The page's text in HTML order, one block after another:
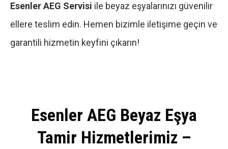
Esenler AEG Servisi ile beyaz eşyalarınızı güvenilir
ellere teslim edin. Hemen bizimle iletişime geçin ve
garantili hizmetin keyfini çıkarın!
Esenler AEG Beyaz Eşya
Tamir Hizmetlerimiz –